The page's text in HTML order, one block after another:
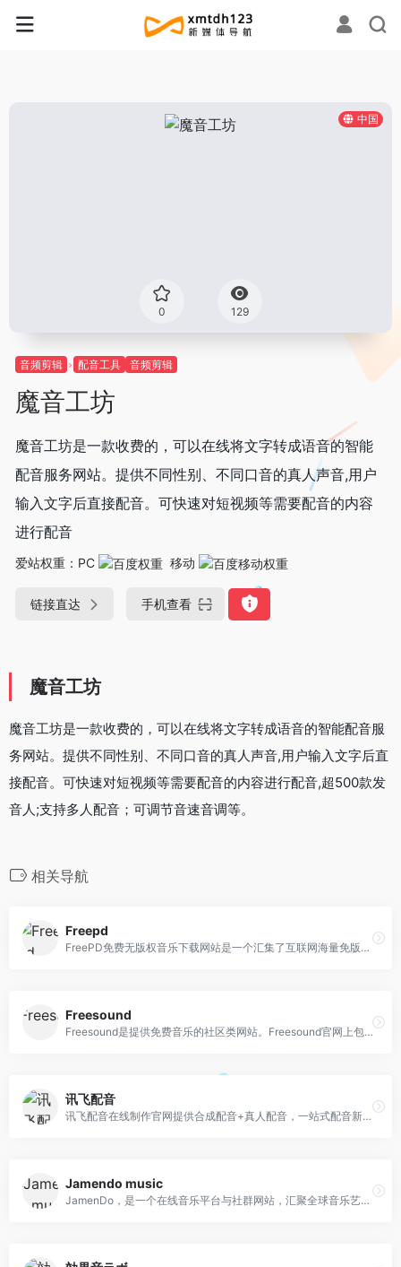
中国
0 129
音频剪辑 配音工具 音频剪辑
魔音工坊
魔音工坊是一款收费的，可以在线将文字转成语音的智能
配音服务网站。提供不同性别、不同口音的真人声音,用户
输入文字后直接配音。可快速对短视频等需要配音的内容
进行配音
爱站权重： PC 移动
链接直达 手机查看
魔音工坊
魔音工坊是一款收费的，可以在线将文字转成语音的智能配音服
务网站。提供不同性别、不同口音的真人声音,用户输入文字后直
接配音。可快速对短视频等需要配音的内容进行配音,超500款发
音人;支持多人配音；可调节音速音调等。
相关导航
Freepd
FreePD免费无版权音乐下载网站是一个汇集了互联网海量免版税的公共领域音乐资源库。提供了许多不同类型的音乐资源，主要有科幻、环境、民谣、电影、爵士、雷鬼、钢琴等
Freesound
Freesound是提供免费音乐的社区类网站。Freesound官网上包含大量的音效和配乐，多为WAV格式；用户可搜索想要的声音片段，可以在线试听，在注册成为会员
讯飞配音
讯飞配音在线制作官网提供合成配音+真人配音，一站式配音新体验，旨在为用户提供更优质的配音服务。讯飞配音是一款输入文字转语音的语音合成配音软件，广泛应用于短视频配音
Jamendo music
JamenDo，是一个在线音乐平台与社群网站，汇聚全球音乐艺术作品大全，提供用户免费音乐下载，且复制与分享的行为都是合法的。JamenDo拥有超过25,000首音乐